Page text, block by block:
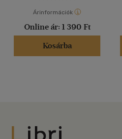
Árinformációk
Online ár: 1 390 Ft
Kosárba
Libri